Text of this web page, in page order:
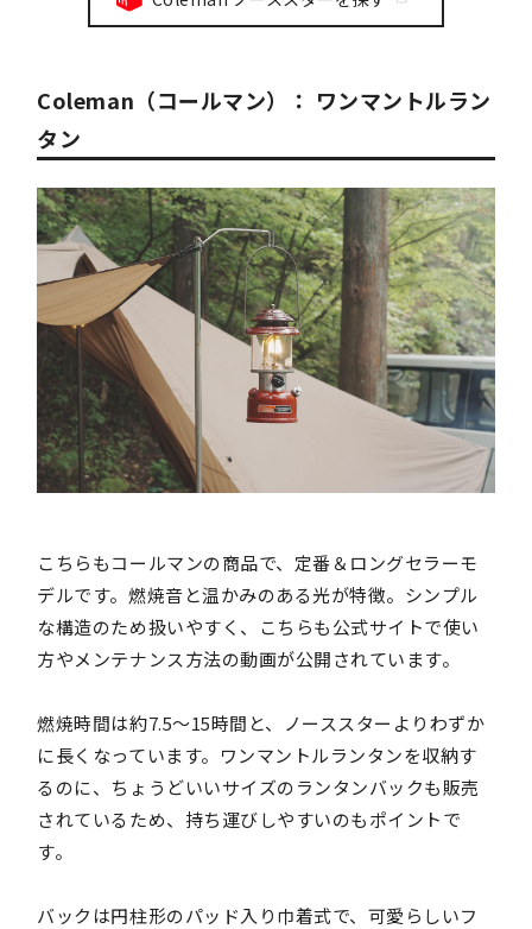
Coleman（コールマン）： ワンマントルラン
タン
こちらもコールマンの商品で、定番＆ロングセラーモ
デルです。燃焼音と温かみのある光が特徴。シンプル
な構造のため扱いやすく、こちらも公式サイトで使い
方やメンテナンス方法の動画が公開されています。
燃焼時間は約7.5～15時間と、ノーススターよりわずか
に長くなっています。ワンマントルランタンを収納す
るのに、ちょうどいいサイズのランタンバックも販売
されているため、持ち運びしやすいのもポイントで
す。
バックは円柱形のパッド入り巾着式で、可愛らしいフ